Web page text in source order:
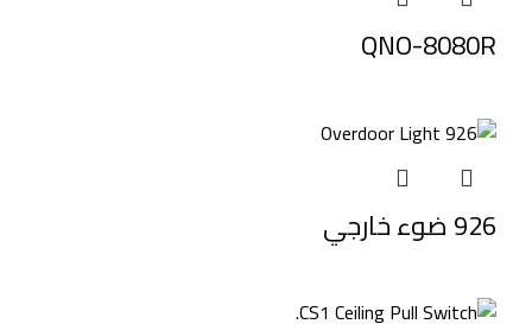
QNO-8080R
926 ضوء خارجي